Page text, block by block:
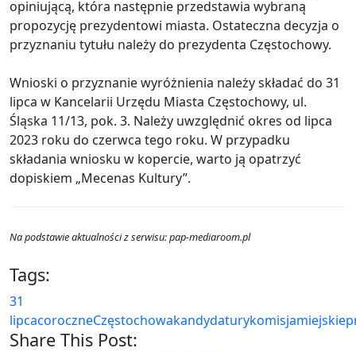
opiniującą, która następnie przedstawia wybraną
propozycję prezydentowi miasta. Ostateczna decyzja o
przyznaniu tytułu należy do prezydenta Częstochowy.
Wnioski o przyznanie wyróżnienia należy składać do 31
lipca w Kancelarii Urzędu Miasta Częstochowy, ul.
Śląska 11/13, pok. 3. Należy uwzględnić okres od lipca
2023 roku do czerwca tego roku. W przypadku
składania wniosku w kopercie, warto ją opatrzyć
dopiskiem „Mecenas Kultury”.
Na podstawie aktualności z serwisu: pap-mediaroom.pl
Tags:
31
lipcacoroczneCzęstochowakandydaturykomisjamiejskie
Share This Post: